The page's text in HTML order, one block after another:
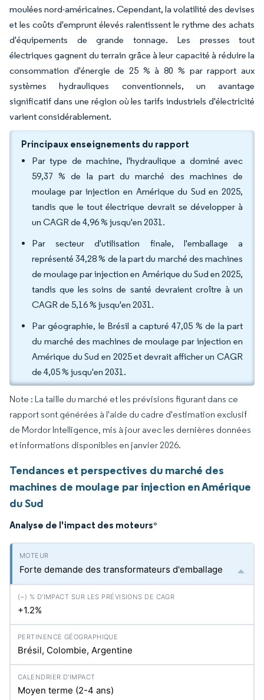
moulées nord-américaines. Cependant, la volatilité des devises
et les coûts d'emprunt élevés ralentissent le rythme des achats
d'équipements de grande tonnage. Les presses tout
électriques gagnent du terrain grâce à leur capacité à réduire la
consommation d'énergie de 25 % à 80 % par rapport aux
systèmes hydrauliques conventionnels, un avantage
significatif dans une région où les tarifs industriels d'électricité
varient considérablement.
Principaux enseignements du rapport
Par type de machine, l'hydraulique a dominé avec
59,37 % de la part du marché des machines de
moulage par injection en Amérique du Sud en 2025,
tandis que le tout électrique devrait se développer à
un CAGR de 4,96 % jusqu'en 2031.
Par secteur d'utilisation finale, l'emballage a
représenté 34,28 % de la part du marché des machines
de moulage par injection en Amérique du Sud en 2025,
tandis que les soins de santé devraient croître à un
CAGR de 5,16 % jusqu'en 2031.
Par géographie, le Brésil a capturé 47,05 % de la part
du marché des machines de moulage par injection en
Amérique du Sud en 2025 et devrait afficher un CAGR
de 4,05 % jusqu'en 2031.
Note : La taille du marché et les prévisions figurant dans ce
rapport sont générées à l'aide du cadre d'estimation exclusif
de Mordor Intelligence, mis à jour avec les dernières données
et informations disponibles en janvier 2026.
Tendances et perspectives du marché des
machines de moulage par injection en Amérique
du Sud
Analyse de l'impact des moteurs*
Forte demande des transformateurs d'emballage
+1.2%
Brésil, Colombie, Argentine
Moyen terme (2-4 ans)